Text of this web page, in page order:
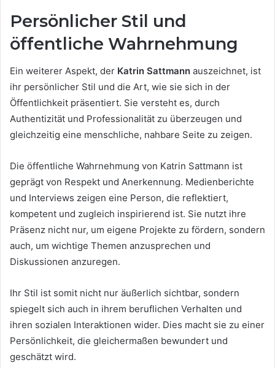
Persönlicher Stil und
öffentliche Wahrnehmung
Ein weiterer Aspekt, der Katrin Sattmann auszeichnet, ist
ihr persönlicher Stil und die Art, wie sie sich in der
Öffentlichkeit präsentiert. Sie versteht es, durch
Authentizität und Professionalität zu überzeugen und
gleichzeitig eine menschliche, nahbare Seite zu zeigen.
Die öffentliche Wahrnehmung von Katrin Sattmann ist
geprägt von Respekt und Anerkennung. Medienberichte
und Interviews zeigen eine Person, die reflektiert,
kompetent und zugleich inspirierend ist. Sie nutzt ihre
Präsenz nicht nur, um eigene Projekte zu fördern, sondern
auch, um wichtige Themen anzusprechen und
Diskussionen anzuregen.
Ihr Stil ist somit nicht nur äußerlich sichtbar, sondern
spiegelt sich auch in ihrem beruflichen Verhalten und
ihren sozialen Interaktionen wider. Dies macht sie zu einer
Persönlichkeit, die gleichermaßen bewundert und
geschätzt wird.